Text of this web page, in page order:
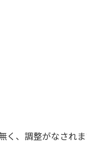
、調整がなされ